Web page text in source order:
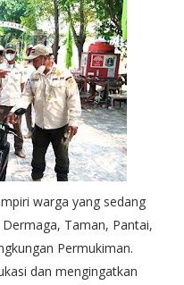
warga yang sedang
Taman, Pantai,
Permukiman.
dan mengingatkan